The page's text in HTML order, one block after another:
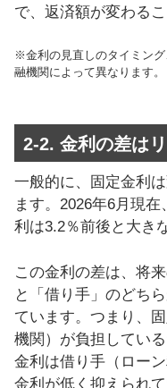
で、返済額が変わる
※金利の見直しのタイミン
融機関によって異なります。
2-2. 金利の差は
一般的に、固定金利
ます。2026年6月現
利は3.2％前後と大き
この金利の差は、将
と「借り手」のどち
ています。つまり、
機関）が負担してい
金利は借り手（ロー
金利が低く抑えられて